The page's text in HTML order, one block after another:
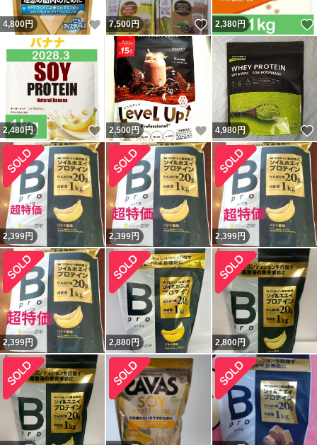
4,800円 いいね！
7,500円 いいね！
2,380円
2,480円 いいね！
2,500円 いいね！
4,980円
2,399円 2,399円 2,399円
2,399円 2,880円 2,800円